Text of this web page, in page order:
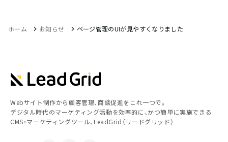
ホーム お知らせ ページ管理のUIが見やすくなりました
Webサイト制作から顧客管理、商談促進をこれ一つで。
デジタル時代のマーケティング活動を効率的に、かつ簡単に実施できる
CMS・マーケティングツール、LeadGrid（リードグリッド）